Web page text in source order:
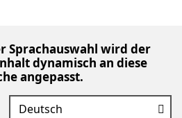
Sprachauswahl wird der
dynamisch an diese
angepasst.